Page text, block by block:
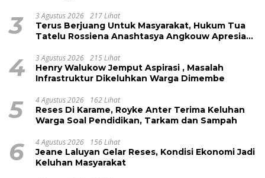
3 3 Agustus 2026 217 Lihat
Terus Berjuang Untuk Masyarakat, Hukum Tua
Tatelu Rossiena Anashtasya Angkouw Apresiasi
4 3 Agustus 2026 215 Lihat
Henry Walukow Jemput Aspirasi , Masalah
Infrastruktur Dikeluhkan Warga Dimembe
5 4 Agustus 2026 162 Lihat
Reses Di Karame, Royke Anter Terima Keluhan
Warga Soal Pendidikan, Tarkam dan Sampah
6 4 Agustus 2026 156 Lihat
Jeane Laluyan Gelar Reses, Kondisi Ekonomi Jadi
Keluhan Masyarakat